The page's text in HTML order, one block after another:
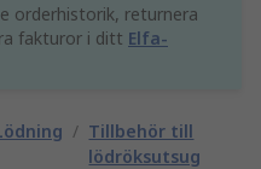
orderhistorik, returnera
fakturor i ditt Elfa-
/ Tillbehör till
lödröksutsug